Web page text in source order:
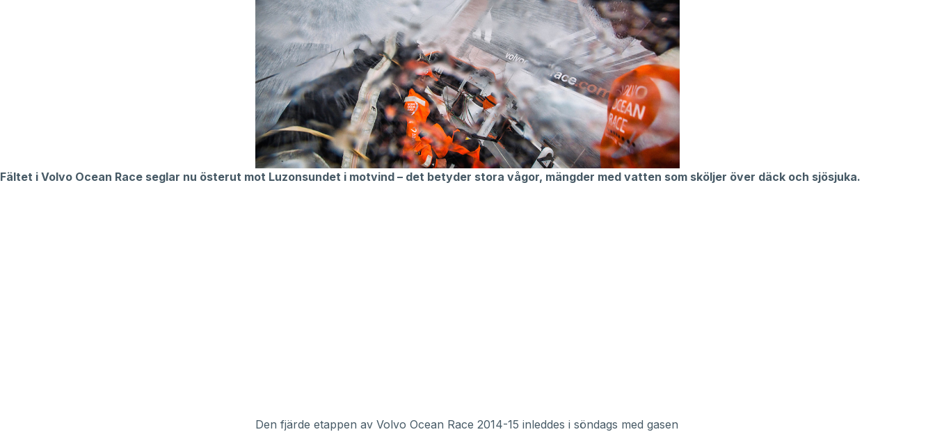
Fältet i Volvo Ocean Race seglar nu österut mot Luzonsundet i motvind – det betyder stora vågor, mängder med vatten som sköljer över däck och sjösjuka.
Den fjärde etappen av Volvo Ocean Race 2014-15 inleddes i söndags med gasen